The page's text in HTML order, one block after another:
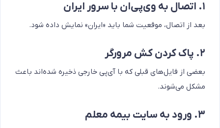
۱. اتصال به وی‌پی‌ان با سرور ایران
بعد از اتصال، موقعیت شما باید «ایران» نمایش داده شود.
۲. پاک کردن کش مرورگر
بعضی از فایل‌های قبلی که با آی‌پی خارجی ذخیره شده‌اند باعث
مشکل می‌شوند.
۳. ورود به سایت بیمه معلم